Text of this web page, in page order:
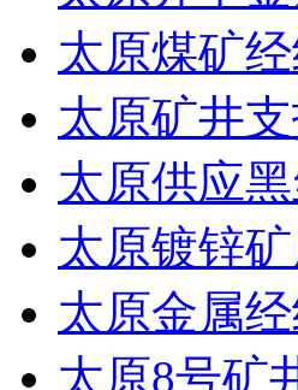
太原煤矿
太原矿井
太原供应
太原镀锌
太原金属
太原8号矿